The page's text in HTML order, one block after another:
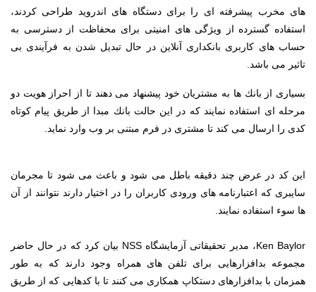
های مخرب پیشرفته ای را برای دستگاه های اندروید طراحی كردند،
استفاده گسترده از ویژگی های امنیتی برای محفاظت از دسترسی به
حساب های كاربری بانكداری آنلاین در حال تبدیل شدن به فرآیندی بی
تاثیر می باشد.
بسیاری از بانك ها به مشتریان خود پیشنهاد می دهند تا از احراز هویت دو
مرحله ای استفاده نمایند كه در این حالت بانك مبدا از طریق پیام كوتاه
كدی را ارسال می كند تا مشتری در فرم مبتنی بر وب وارد نماید.
این كد در عرض چند دقیقه باطل می شود و باعث می شود تا مجرمان
سایبری كه اعتبارنامه های ورودی كاربران را در اختیار دارند نتوانند از آن
ها سوء استفاده نمایند.
Ken Baylor، مدیر تحقیقاتی آزمایشگاه NSS بیان كرد كه در حال حاضر
مجموعه بدافزارهایی برای تلفن های همراه وجود دارند كه به طور
همزمان با بدافزارهای دستكاپ همكاری می كنند تا با كدهایی كه از طریق